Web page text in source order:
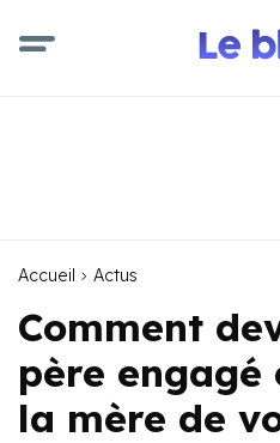
Accueil Actus
Comment
père
la mère de